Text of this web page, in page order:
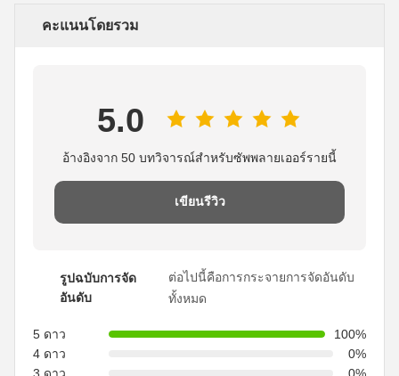
คะแนนโดยรวม
5.0
อ้างอิงจาก 50 บทวิจารณ์สำหรับซัพพลายเออร์รายนี้
เขียนรีวิว
รูปฉบับการจัด
อันดับ
ต่อไปนี้คือการกระจายการจัดอันดับ
ทั้งหมด
5 ดาว
100%
4 ดาว
0%